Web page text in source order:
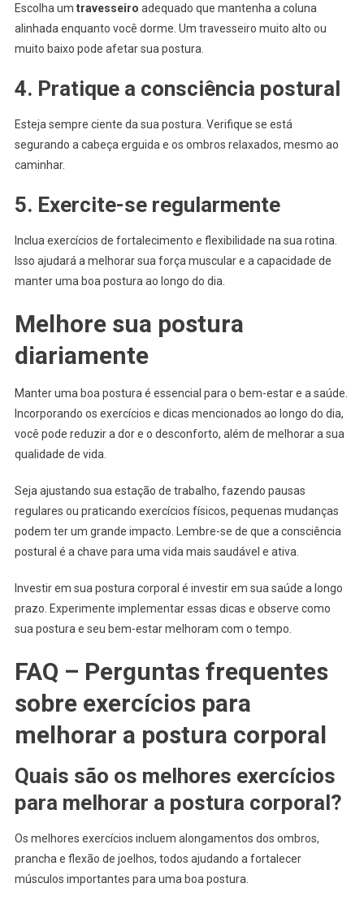
Escolha um travesseiro adequado que mantenha a coluna
alinhada enquanto você dorme. Um travesseiro muito alto ou
muito baixo pode afetar sua postura.
4. Pratique a consciência postural
Esteja sempre ciente da sua postura. Verifique se está
segurando a cabeça erguida e os ombros relaxados, mesmo ao
caminhar.
5. Exercite-se regularmente
Inclua exercícios de fortalecimento e flexibilidade na sua rotina.
Isso ajudará a melhorar sua força muscular e a capacidade de
manter uma boa postura ao longo do dia.
Melhore sua postura
diariamente
Manter uma boa postura é essencial para o bem-estar e a saúde.
Incorporando os exercícios e dicas mencionados ao longo do dia,
você pode reduzir a dor e o desconforto, além de melhorar a sua
qualidade de vida.
Seja ajustando sua estação de trabalho, fazendo pausas
regulares ou praticando exercícios físicos, pequenas mudanças
podem ter um grande impacto. Lembre-se de que a consciência
postural é a chave para uma vida mais saudável e ativa.
Investir em sua postura corporal é investir em sua saúde a longo
prazo. Experimente implementar essas dicas e observe como
sua postura e seu bem-estar melhoram com o tempo.
FAQ – Perguntas frequentes
sobre exercícios para
melhorar a postura corporal
Quais são os melhores exercícios
para melhorar a postura corporal?
Os melhores exercícios incluem alongamentos dos ombros,
prancha e flexão de joelhos, todos ajudando a fortalecer
músculos importantes para uma boa postura.